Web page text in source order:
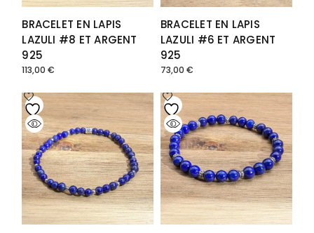
BRACELET EN LAPIS
LAZULI #8 ET ARGENT
925
113,00€
BRACELET EN LAPIS
LAZULI #6 ET ARGENT
925
73,00 €